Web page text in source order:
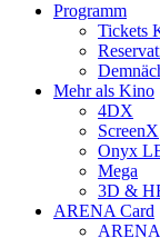
Programm
Tickets
Mehr als Kino
4DX
ScreenX
Onyx
Mega
3D &
ARENA Card
ARENA